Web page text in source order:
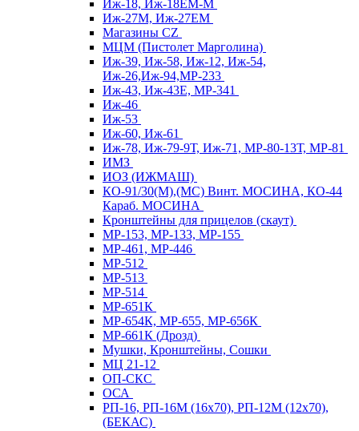
Иж-18, Иж-18ЕМ-М
Иж-27М, Иж-27ЕМ
Магазины CZ
МЦМ (Пистолет Марголина)
Иж-39, Иж-58, Иж-12, Иж-54,
Иж-26,Иж-94,МР-233
Иж-43, Иж-43Е, МР-341
Иж-46
Иж-53
Иж-60, Иж-61
Иж-78, Иж-79-9Т, Иж-71, МР-80-13Т, МР-81
ИМЗ
ИОЗ (ИЖМАШ)
КО-91/30(М),(МС) Винт. МОСИНА, КО-44
Караб. МОСИНА
Кронштейны для прицелов (скаут)
МР-153, МР-133, МР-155
МР-461, МР-446
МР-512
МР-513
МР-514
МР-651К
МР-654К, МР-655, МР-656К
МР-661К (Дрозд)
Мушки, Кронштейны, Сошки
МЦ 21-12
ОП-СКС
ОСА
РП-16, РП-16М (16х70), РП-12М (12х70),
(БЕКАС)